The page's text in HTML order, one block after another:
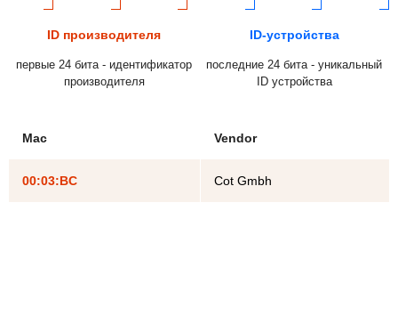
ID производителя
первые 24 бита - идентификатор
производителя
ID-устройства
последние 24 бита - уникальный
ID устройства
Mac Vendor
00:03:BC Cot Gmbh